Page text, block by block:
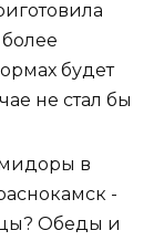
более
будет
не стал бы
в
-
Обеды и